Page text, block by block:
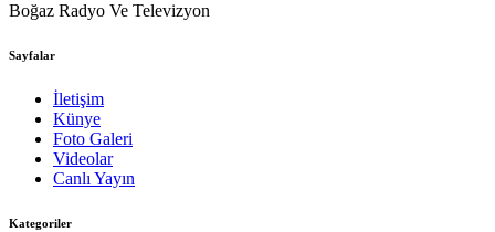
Boğaz Radyo Ve Televizyon
Sayfalar
İletişim
Künye
Foto Galeri
Videolar
Canlı Yayın
Kategoriler